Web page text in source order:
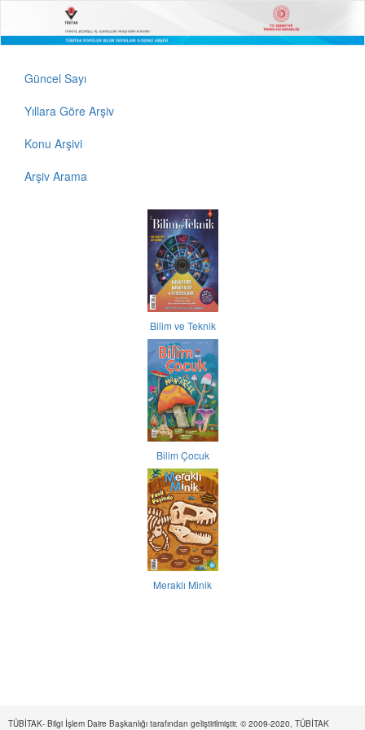
Güncel Sayı
Yıllara Göre Arşiv
Konu Arşivi
Arşiv Arama
Bilim ve Teknik
Bilim Çocuk
Meraklı Minik
TÜBİTAK- Bilgi İşlem Daire Başkanlığı tarafından geliştirilmiştir. © 2009-2020, TÜBİTAK